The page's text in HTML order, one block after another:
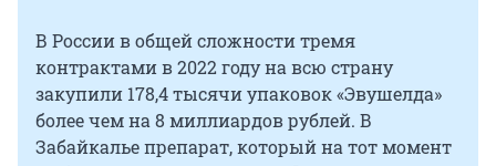
В России в общей сложности тремя
контрактами в 2022 году на всю страну
закупили 178,4 тысячи упаковок «Эвушелда»
более чем на 8 миллиардов рублей. В
Забайкалье препарат, который на тот момент